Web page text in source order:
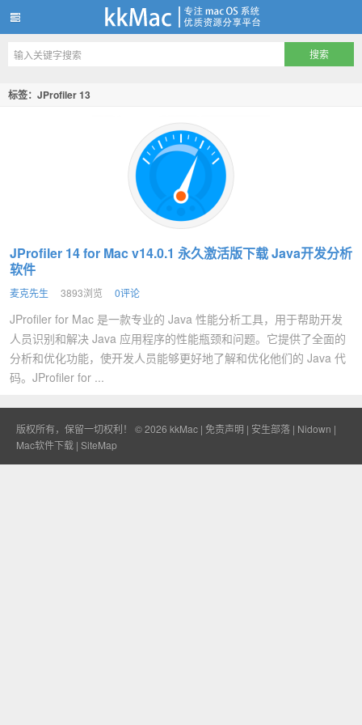
kkMac
标签：JProfiler 13
JProfiler 14 for Mac v14.0.1 永久激活版下载 Java开发分析
软件
麦克先生 3893浏览 0评论
JProfiler for Mac 是一款专业的 Java 性能分析工具，用于帮助开发
人员识别和解决 Java 应用程序的性能瓶颈和问题。它提供了全面的
分析和优化功能，使开发人员能够更好地了解和优化他们的 Java 代
码。JProfiler for ...
版权所有，保留一切权利！ © 2026 kkMac | 免责声明 | 安生部落 | Nidown |
Mac软件下载 | SiteMap